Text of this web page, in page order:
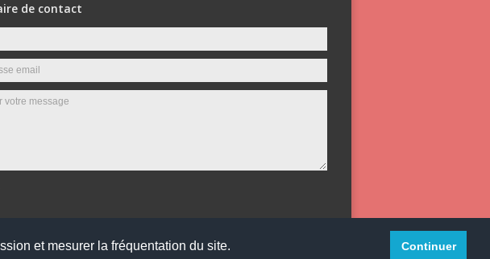
et mesurer la fréquentation du site. Continuer
de contact